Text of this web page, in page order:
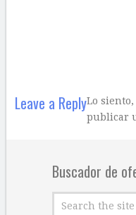
Leave a ReplyLo siento,
publicar
Buscador de